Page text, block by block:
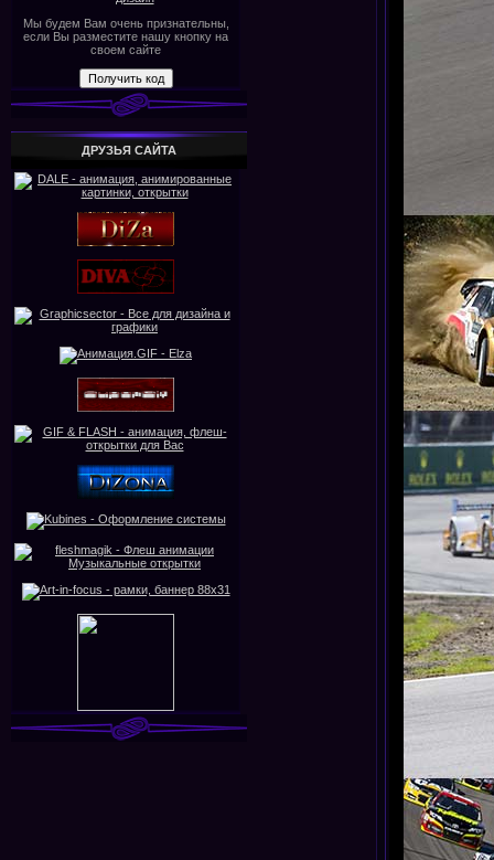
Мы будем Вам очень признательны,
если Вы разместите нашу кнопку на
своем сайте
ДРУЗЬЯ САЙТА